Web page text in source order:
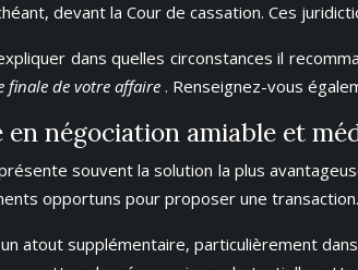
devant la Cour de cassation. Ces
dans quelles circonstances il
finale de votre affaire . Renseignez-vous
en négociation amiable et
souvent la solution la plus
opportuns pour proposer une
atout supplémentaire, particulièrement